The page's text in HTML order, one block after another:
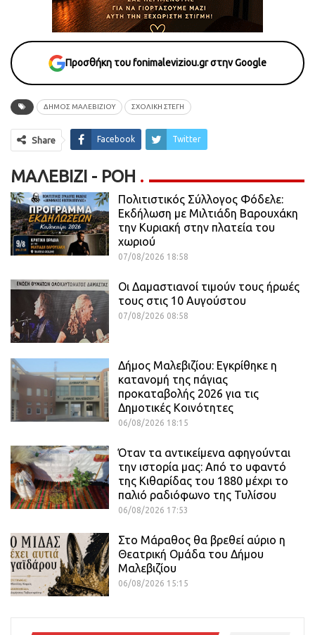
Προσθήκη του fonimaleviziou.gr στην Google
ΔΗΜΟΣ ΜΑΛΕΒΙΖΙΟΥ ΣΧΟΛΙΚΗ ΣΤΕΓΗ
Share Facebook Twitter
ΜΑΛΕΒΊΖΙ - ΡΟΗ
Πολιτιστικός Σύλλογος Φόδελε:
Εκδήλωση με Μιλτιάδη Βαρουχάκη
την Κυριακή στην πλατεία του
χωριού
07/08/2026 18:58
Οι Δαμαστιανοί τιμούν τους ήρωές
τους στις 10 Αυγούστου
07/08/2026 08:58
Δήμος Μαλεβιζίου: Εγκρίθηκε η
κατανομή της πάγιας
προκαταβολής 2026 για τις
Δημοτικές Κοινότητες
06/08/2026 18:15
Όταν τα αντικείμενα αφηγούνται
την ιστορία μας: Από το υφαντό
της Κιθαρίδας του 1880 μέχρι το
παλιό ραδιόφωνο της Τυλίσου
06/08/2026 17:53
Στο Μάραθος θα βρεθεί αύριο η
Θεατρική Ομάδα του Δήμου
Μαλεβιζίου
06/08/2026 15:15